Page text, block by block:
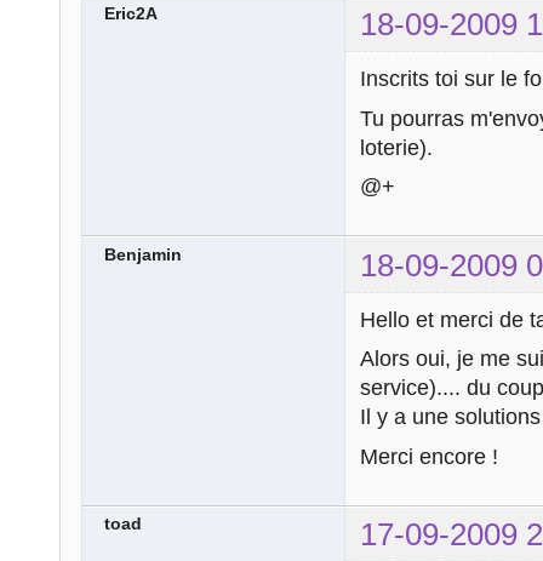
Eric2A 18-09-2009
Inscrits toi sur le
Tu pourras
loterie).
@+
Benjamin 18-09-2009
Hello et merci de
Alors oui, je me
service).... du
Il y a une
Merci encore !
toad 17-09-2009